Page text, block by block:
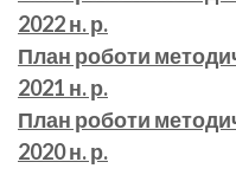
2022 н. р.
План роботи
2021 н. р.
План роботи
2020 н. р.